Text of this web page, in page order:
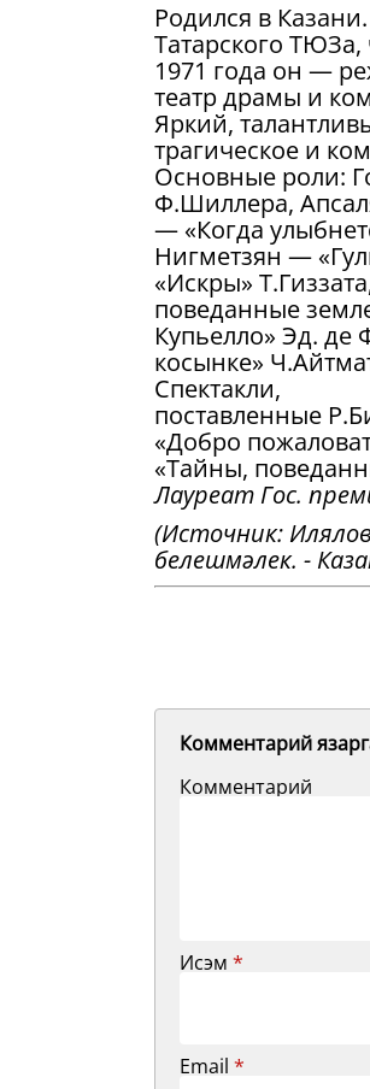
Родился в
Татарского ТЮЗа,
1971 года он —
театр драмы и
Яркий,
трагическое и
Основные роли:
Ф.Шиллера,
— «Когда
Нигметзян —
«Искры»
поведанные
Купьелло» Эд.
косынке»
Спектакли,
поставленные
«Добро
«Тайны,
Лауреат Гос.
(Источник:
белешмәлек. -
Комментарий
Комментарий
Исэм *
Email *